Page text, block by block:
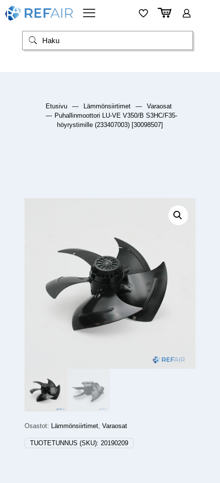
Etusivu — Lämmönsiirtimet —
Varaosat
— Puhallinmoottori LU-VE V350/B S3HC/F35-
höyrystimille (233407003) [30098507]
Osastot: Lämmönsiirtimet, Varaosat
TUOTETUNNUS (SKU): 20190209